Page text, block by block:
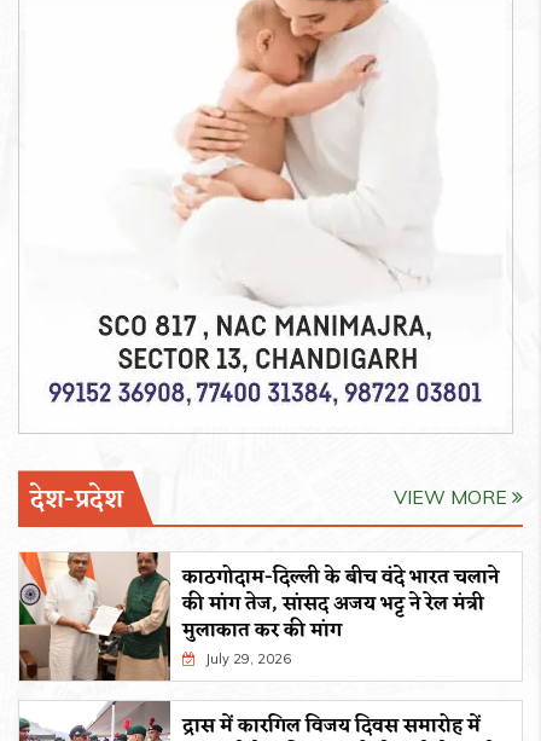
देश-प्रदेश VIEW MORE
काठगोदाम-दिल्ली के बीच वंदे भारत चलाने
की मांग तेज, सांसद अजय भट्ट ने रेल मंत्री
मुलाकात कर की मांग
July 29, 2026
द्रास में कारगिल विजय दिवस समारोह में